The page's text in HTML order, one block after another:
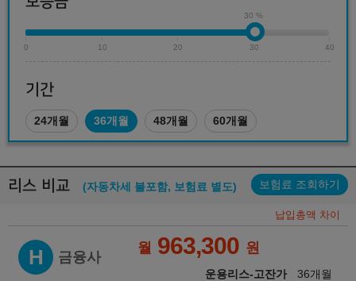
30 %
0 10 20 30 40
기간
24개월 36개월 48개월 60개월
리스 비교 (자동차세 불포함, 보험료 별도) 보험료 조회하기
납입총액 차이
H 금융사
운용리스-고잔가
월 963,300 원
36개월